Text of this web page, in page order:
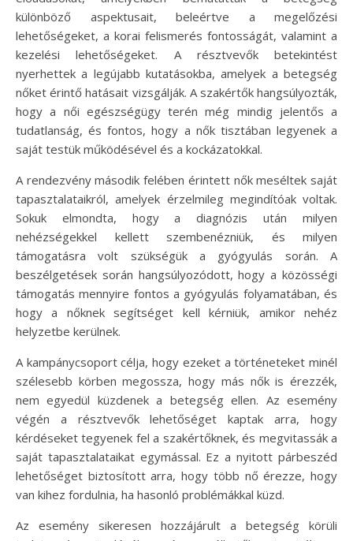
különböző aspektusait, beleértve a megelőzési
lehetőségeket, a korai felismerés fontosságát, valamint a
kezelési lehetőségeket. A résztvevők betekintést
nyerhettek a legújabb kutatásokba, amelyek a betegség
nőket érintő hatásait vizsgálják. A szakértők hangsúlyozták,
hogy a női egészségügy terén még mindig jelentős a
tudatlanság, és fontos, hogy a nők tisztában legyenek a
saját testük működésével és a kockázatokkal.
A rendezvény második felében érintett nők meséltek saját
tapasztalataikról, amelyek érzelmileg megindítóak voltak.
Sokuk elmondta, hogy a diagnózis után milyen
nehézségekkel kellett szembenézniük, és milyen
támogatásra volt szükségük a gyógyulás során. A
beszélgetések során hangsúlyozódott, hogy a közösségi
támogatás mennyire fontos a gyógyulás folyamatában, és
hogy a nőknek segítséget kell kérniük, amikor nehéz
helyzetbe kerülnek.
A kampánycsoport célja, hogy ezeket a történeteket minél
szélesebb körben megossza, hogy más nők is érezzék,
nem egyedül küzdenek a betegség ellen. Az esemény
végén a résztvevők lehetőséget kaptak arra, hogy
kérdéseket tegyenek fel a szakértőknek, és megvitassák a
saját tapasztalataikat egymással. Ez a nyitott párbeszéd
lehetőséget biztosított arra, hogy több nő érezze, hogy
van kihez fordulnia, ha hasonló problémákkal küzd.
Az esemény sikeresen hozzájárult a betegség körüli